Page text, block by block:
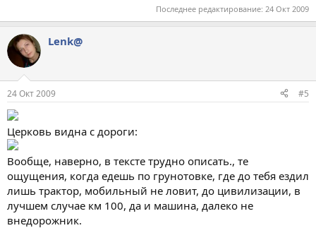
Последнее редактирование: 24 Окт 2009
Lenk@
24 Окт 2009 #5
Церковь видна с дороги:
Вообще, наверно, в тексте трудно описать., те
ощущения, когда едешь по грунотовке, где до тебя ездил
лишь трактор, мобильный не ловит, до цивилизации, в
лучшем случае км 100, да и машина, далеко не
внедорожник.